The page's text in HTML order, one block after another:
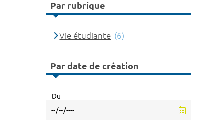
Par rubrique
Vie étudiante (6)
Par date de création
Du